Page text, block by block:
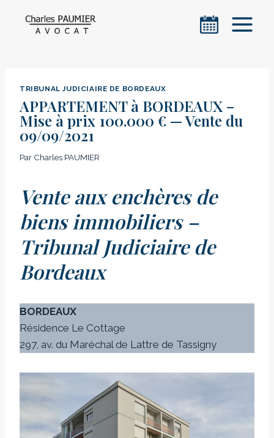
TRIBUNAL JUDICIAIRE DE BORDEAUX
APPARTEMENT à BORDEAUX –
Mise à prix 100.000 € — Vente du
09/09/2021
Par Charles PAUMIER
Vente aux enchères de
biens immobiliers –
Tribunal Judiciaire de
Bordeaux
BORDEAUX
Résidence Le Cottage
297, av. du Maréchal de Lattre de Tassigny